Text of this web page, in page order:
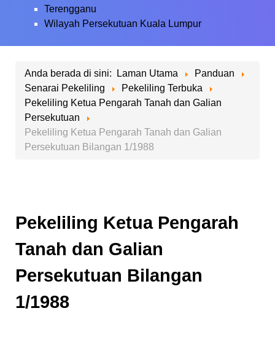
Terengganu
Wilayah Persekutuan Kuala Lumpur
Anda berada di sini: Laman Utama
Panduan
Senarai Pekeliling
Pekeliling Terbuka
Pekeliling Ketua Pengarah Tanah dan Galian
Persekutuan
Pekeliling Ketua Pengarah Tanah dan Galian
Persekutuan Bilangan 1/1988
Pekeliling Ketua Pengarah
Tanah dan Galian
Persekutuan Bilangan
1/1988